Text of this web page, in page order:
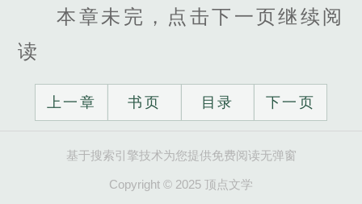
本章未完，点击下一页继续阅
读
上一章 书页 目录 下一页
基于搜索引擎技术为您提供免费阅读无弹窗
Copyright © 2025 顶点文学